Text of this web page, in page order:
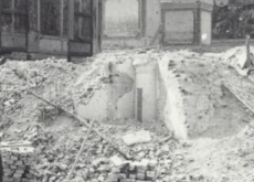
Галерея Храмы-